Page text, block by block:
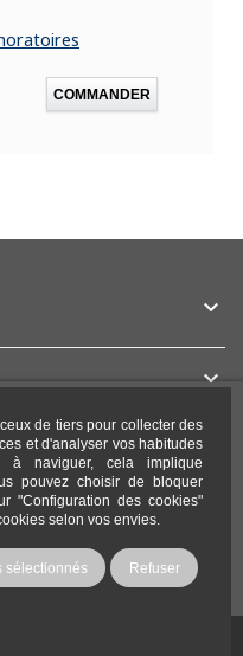
de tiers pour collecter des
et d'analyser vos habitudes
à naviguer, cela implique
pouvez choisir de bloquer
"Configuration des cookies"
selon vos envies.
sélectionnés Refuser
COMMANDER